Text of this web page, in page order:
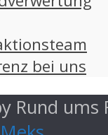
bei uns
Rund ums